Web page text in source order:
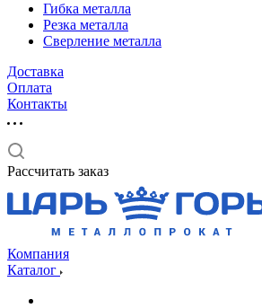
Гибка металла
Резка металла
Сверление металла
Доставка
Оплата
Контакты
Рассчитать заказ
Компания
Каталог